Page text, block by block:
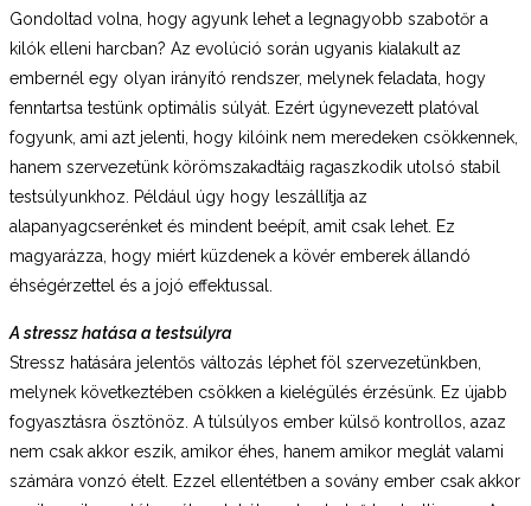
Gondoltad volna, hogy agyunk lehet a legnagyobb szabotőr a
kilók elleni harcban? Az evolúció során ugyanis kialakult az
embernél egy olyan irányító rendszer, melynek feladata, hogy
fenntartsa testünk optimális súlyát. Ezért úgynevezett platóval
fogyunk, ami azt jelenti, hogy kilóink nem meredeken csökkennek,
hanem szervezetünk körömszakadtáig ragaszkodik utolsó stabil
testsúlyunkhoz. Például úgy hogy leszállítja az
alapanyagcserénket és mindent beépít, amit csak lehet. Ez
magyarázza, hogy miért küzdenek a kövér emberek állandó
éhségérzettel és a jojó effektussal.
A stressz hatása a testsúlyra
Stressz hatására jelentős változás léphet föl szervezetünkben,
melynek következtében csökken a kielégülés érzésünk. Ez újabb
fogyasztásra ösztönöz. A túlsúlyos ember külső kontrollos, azaz
nem csak akkor eszik, amikor éhes, hanem amikor meglát valami
számára vonzó ételt. Ezzel ellentétben a sovány ember csak akkor